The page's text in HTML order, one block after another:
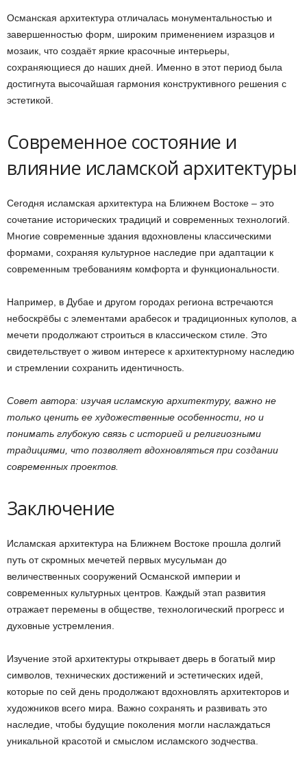
Османская архитектура отличалась монументальностью и
завершенностью форм, широким применением изразцов и
мозаик, что создаёт яркие красочные интерьеры,
сохраняющиеся до наших дней. Именно в этот период была
достигнута высочайшая гармония конструктивного решения с
эстетикой.
Современное состояние и
влияние исламской архитектуры
Сегодня исламская архитектура на Ближнем Востоке – это
сочетание исторических традиций и современных технологий.
Многие современные здания вдохновлены классическими
формами, сохраняя культурное наследие при адаптации к
современным требованиям комфорта и функциональности.
Например, в Дубае и другом городах региона встречаются
небоскрёбы с элементами арабесок и традиционных куполов, а
мечети продолжают строиться в классическом стиле. Это
свидетельствует о живом интересе к архитектурному наследию
и стремлении сохранить идентичность.
Совет автора: изучая исламскую архитектуру, важно не
только ценить ее художественные особенности, но и
понимать глубокую связь с историей и религиозными
традициями, что позволяет вдохновляться при создании
современных проектов.
Заключение
Исламская архитектура на Ближнем Востоке прошла долгий
путь от скромных мечетей первых мусульман до
величественных сооружений Османской империи и
современных культурных центров. Каждый этап развития
отражает перемены в обществе, технологический прогресс и
духовные устремления.
Изучение этой архитектуры открывает дверь в богатый мир
символов, технических достижений и эстетических идей,
которые по сей день продолжают вдохновлять архитекторов и
художников всего мира. Важно сохранять и развивать это
наследие, чтобы будущие поколения могли наслаждаться
уникальной красотой и смыслом исламского зодчества.